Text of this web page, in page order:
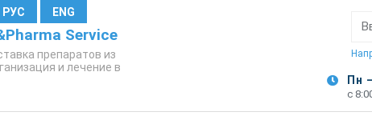
РУС ENG
Service
препаратов из
и лечение в
Пн
с